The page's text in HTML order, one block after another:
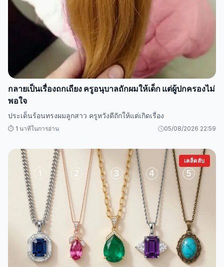
กลายเป็นเรื่องถกเถียง ครูอนุบาลถักผมให้เด็ก แต่ผู้ปกครองไม่
พอใจ
ประเด็นร้อนทรงผมลูกสาว ครูหวังดีถักให้แต่เกิดเรื่อง
⏱️ 1 นาทีในการอ่าน 05/08/2026 22:59
เคล็ดลับ